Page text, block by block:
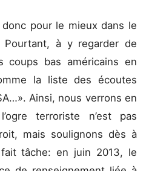
pour le mieux dans le
Pourtant, à y regarder de
coups bas américains en
la liste des écoutes
Ainsi, nous verrons en
terroriste n’est pas
mais soulignons dès à
tâche: en juin 2013, le